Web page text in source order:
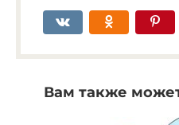
Вам также